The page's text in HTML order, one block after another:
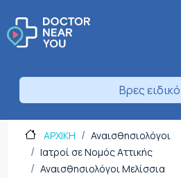
Βρες ειδικό
ΑΡΧΙΚΗ
Αναισθησιολόγοι
Ιατροί σε Νομός Αττικής
Αναισθησιολόγοι Μελίσσια